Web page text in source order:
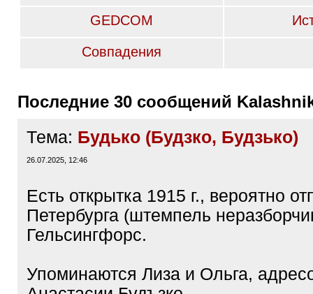
GEDCOM
Совпадения
Последние 30 сообщений
Тема: Будько (Будзко, Будзько)
26.07.2025, 12:46
Есть открытка 1915 г., вероятно
Петербурга (штемпель
Гельсингфорс.
Упоминаются Лиза и Ольга,